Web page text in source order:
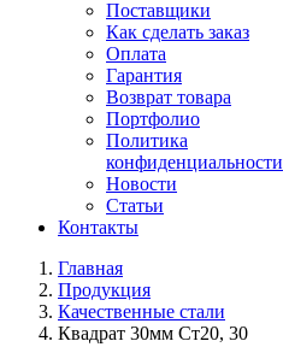
Поставщики
Как сделать заказ
Оплата
Гарантия
Возврат товара
Портфолио
Политика
конфиденциальности
Новости
Статьи
Контакты
Главная
Продукция
Качественные стали
Квадрат 30мм Ст20, 30